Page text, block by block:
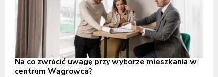
Na co zwrócić uwagę przy wyborze mieszkania w
centrum Wągrowca?